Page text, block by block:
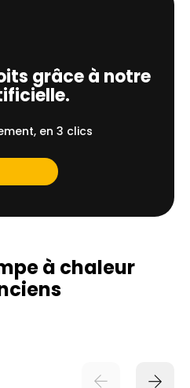
grâce à notre
en 3 clics
à chaleur